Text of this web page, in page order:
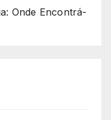
Onde Encontrá-